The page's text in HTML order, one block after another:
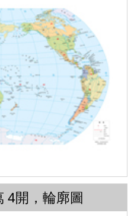
4開，輪廓圖